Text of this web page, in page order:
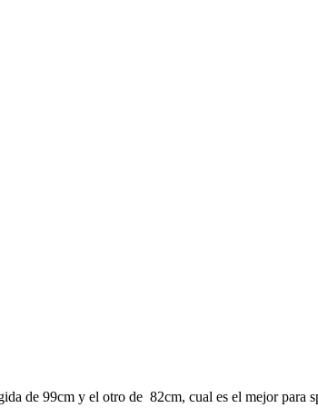
de 99cm y el otro de 82cm, cual es el mejor